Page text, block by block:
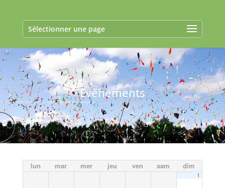
Sélectionner une page
Evènements
lun mar mer jeu ven sam dim
1